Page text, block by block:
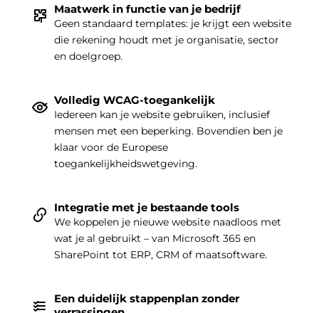
|
Maatwerk in functie van je bedrijf
Geen standaard templates: je krijgt een website
die rekening houdt met je organisatie, sector
en doelgroep.
Volledig WCAG-toegankelijk
Iedereen kan je website gebruiken, inclusief
mensen met een beperking. Bovendien ben je
klaar voor de Europese
toegankelijkheidswetgeving.
Integratie met je bestaande tools
We koppelen je nieuwe website naadloos met
wat je al gebruikt – van Microsoft 365 en
SharePoint tot ERP, CRM of maatsoftware.
Een duidelijk stappenplan zonder